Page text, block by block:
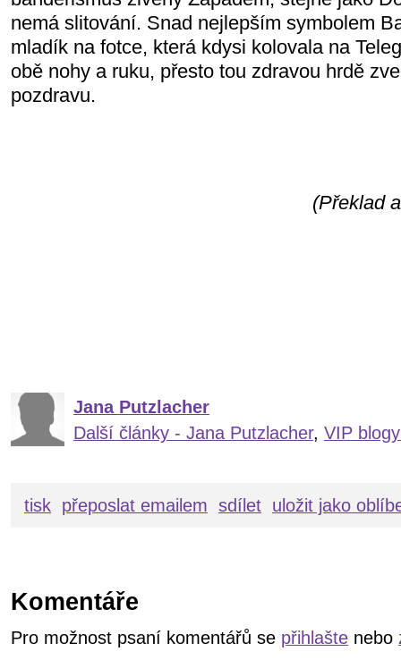
nemá slitování. Snad nejlepším symbolem
mladík na fotce, která kdysi kolovala na
obě nohy a ruku, přesto tou zdravou hrdě
pozdravu.
(Překlad
Jana Putzlacher
Další články - Jana Putzlacher, VIP
tisk přeposlat emailem sdílet uložit jako
Komentáře
Pro možnost psaní komentářů se přihlašte nebo